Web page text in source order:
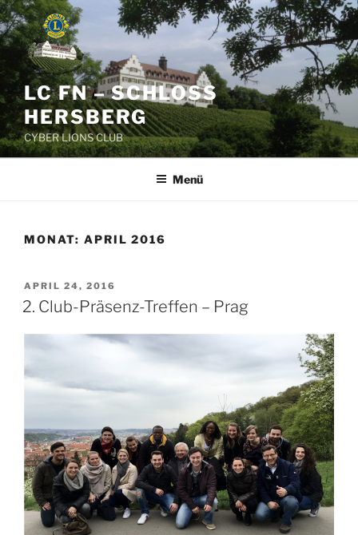
Zum
Inhalt
springen
LC FN – SCHLOSS
HERSBERG
CYBER LIONS CLUB
Menü
MONAT: APRIL 2016
VERÖFFENTLICHT
AM
APRIL 24, 2016
2. Club-Präsenz-Treffen – Prag